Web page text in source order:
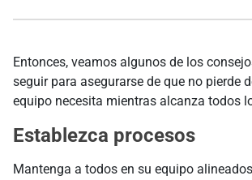
Entonces, veamos algunos de los
seguir para asegurarse de que no pierde
equipo necesita mientras alcanza todos
Establezca procesos
Mantenga a todos en su equipo